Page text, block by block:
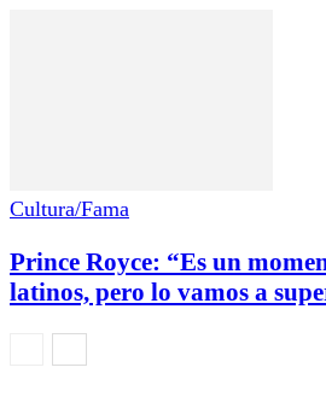
Cultura/Fama
Prince Royce: “Es un
latinos, pero lo vamos a